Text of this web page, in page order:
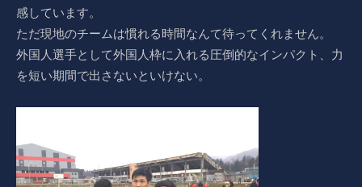
感しています。
ただ現地のチームは慣れる時間なんて待ってくれません。
外国人選手として外国人枠に入れる圧倒的なインパクト、力
を短い期間で出さないといけない。